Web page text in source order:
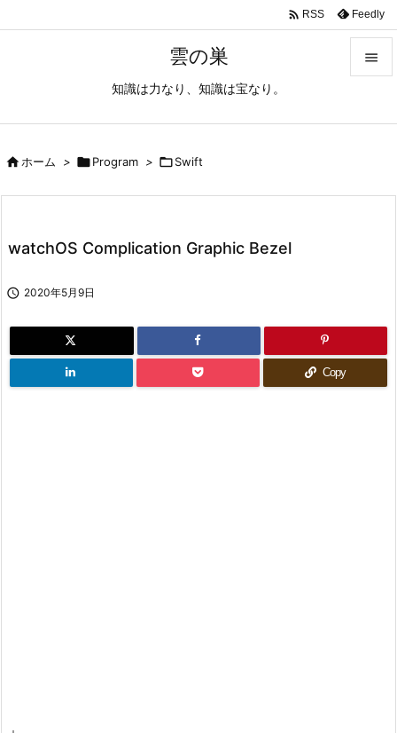
雲の巣
知識は力なり、知識は宝なり。

 RSS Feedly
ホーム > Program > Swift
watchOS Complication Graphic Bezel
 2020年5月9日
Copy